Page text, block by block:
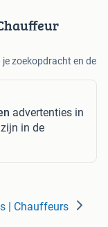
zoekopdracht en de
advertenties in
zijn in de
| Chauffeurs